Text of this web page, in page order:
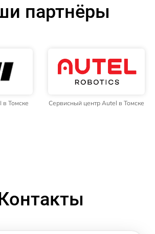
партнёры
в Томске Сервисный центр Autel в Томске